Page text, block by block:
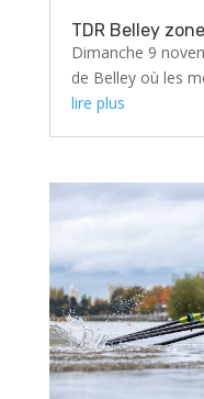
TDR Belley
Dimanche 9
de Belley où les
lire plus